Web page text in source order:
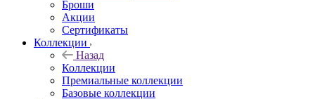
Броши
Акции
Сертификаты
Коллекции
Назад
Коллекции
Премиальные коллекции
Базовые коллекции